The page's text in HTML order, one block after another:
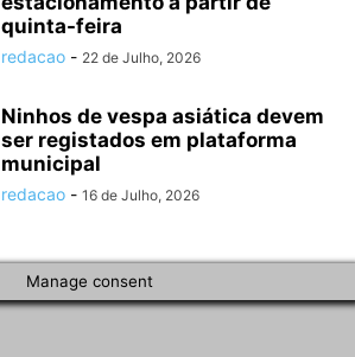
quinta-feira
redacao - 22 de Julho, 2026
Ninhos de vespa asiática devem
ser registados em plataforma
municipal
redacao - 16 de Julho, 2026
Manage consent